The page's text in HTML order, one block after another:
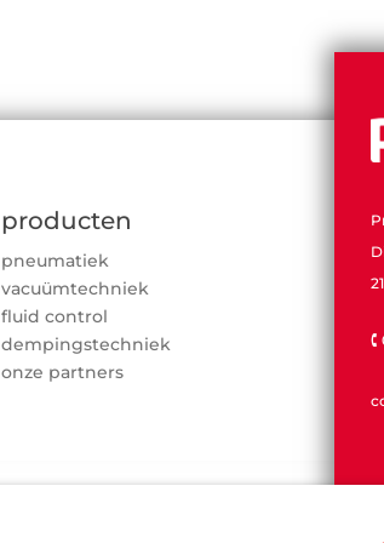
producten
pneumatiek
vacuümtechniek
fluid control
dempingstechniek
onze partners
🕻